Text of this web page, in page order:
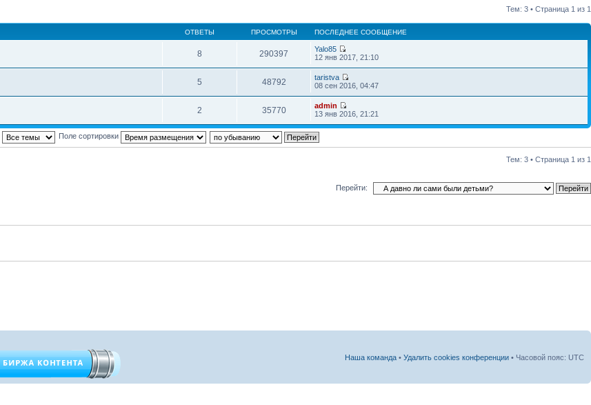
Тем: 3 • Страница 1 из 1
ОТВЕТЫ ПРОСМОТРЫ ПОСЛЕДНЕЕ СООБЩЕНИЕ
8 290397
Yalo85
12 янв 2017, 21:10
5 48792
taristva
08 сен 2016, 04:47
2 35770
admin
13 янв 2016, 21:21
Поле сортировки
Тем: 3 • Страница 1 из 1
Перейти:
Наша команда • Удалить cookies конференции • Часовой пояс: UTC